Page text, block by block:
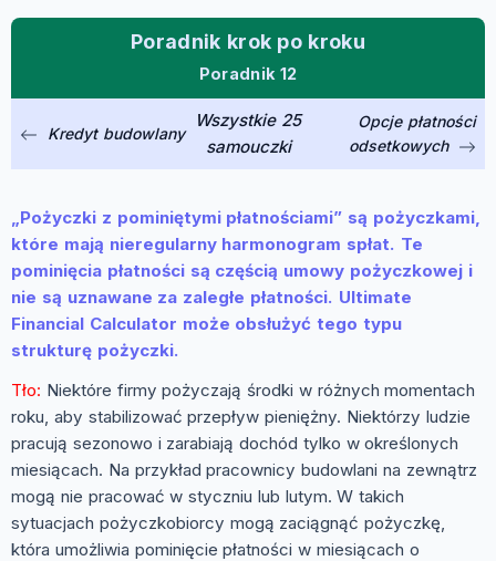
Poradnik krok po kroku
Poradnik 12
Kredyt budowlany
Wszystkie 25
samouczki
Opcje płatności
odsetkowych
„Pożyczki z pominiętymi płatnościami” są pożyczkami,
które mają nieregularny harmonogram spłat. Te
pominięcia płatności są częścią umowy pożyczkowej i
nie są uznawane za zaległe płatności. Ultimate
Financial Calculator może obsłużyć tego typu
strukturę pożyczki.
Tło: Niektóre firmy pożyczają środki w różnych momentach
roku, aby stabilizować przepływ pieniężny. Niektórzy ludzie
pracują sezonowo i zarabiają dochód tylko w określonych
miesiącach. Na przykład pracownicy budowlani na zewnątrz
mogą nie pracować w styczniu lub lutym. W takich
sytuacjach pożyczkobiorcy mogą zaciągnąć pożyczkę,
która umożliwia pominięcie płatności w miesiącach o